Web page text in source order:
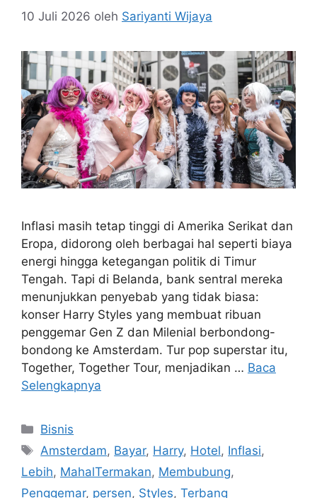
10 Juli 2026 oleh Sariyanti Wijaya
Inflasi masih tetap tinggi di Amerika Serikat dan
Eropa, didorong oleh berbagai hal seperti biaya
energi hingga ketegangan politik di Timur
Tengah. Tapi di Belanda, bank sentral mereka
menunjukkan penyebab yang tidak biasa:
konser Harry Styles yang membuat ribuan
penggemar Gen Z dan Milenial berbondong-
bondong ke Amsterdam. Tur pop superstar itu,
Together, Together Tour, menjadikan … Baca
Selengkapnya
Kategori
Bisnis
Tag
Amsterdam, Bayar, Harry, Hotel, Inflasi,
Lebih, MahalTermakan, Membubung,
Penggemar, persen, Styles, Terbang